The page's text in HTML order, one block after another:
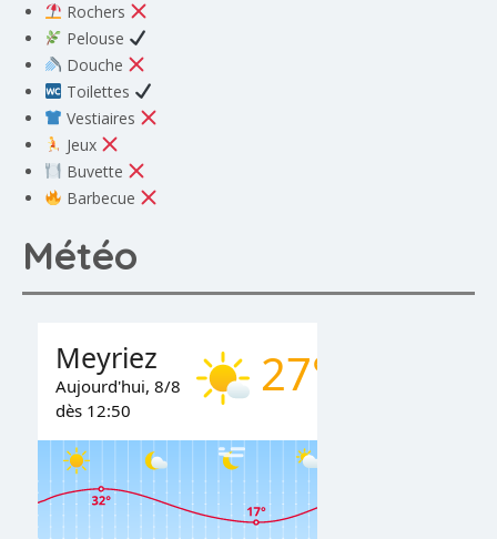
Rochers
Pelouse
Douche
Toilettes
Vestiaires
Jeux
Buvette
Barbecue
Météo